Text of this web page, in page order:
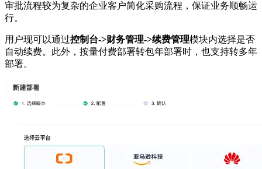
审批流程较为复杂的企业客户简化采购流程，保证业务顺畅运
行。
用户现可以通过控制台->财务管理->续费管理模块内选择是否
自动续费。此外，按量付费部署转包年部署时，也支持转多年
部署。